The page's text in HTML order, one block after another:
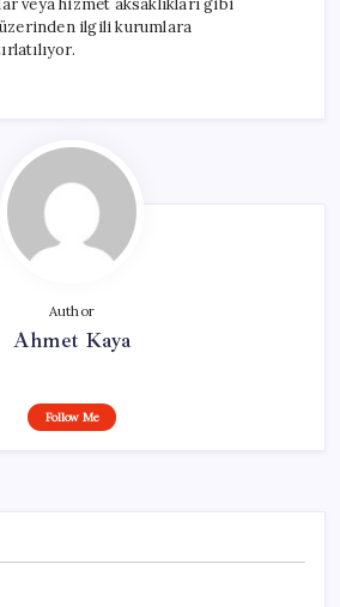
ilgili kurumlara
Author
Ahmet Kaya
Follow Me